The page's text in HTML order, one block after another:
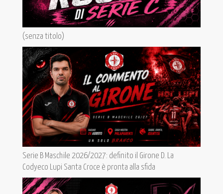
(senza titolo)
Serie B Maschile 2026/2027: definito il Girone D. La
Codyeco Lupi Santa Croce è pronta alla sfida